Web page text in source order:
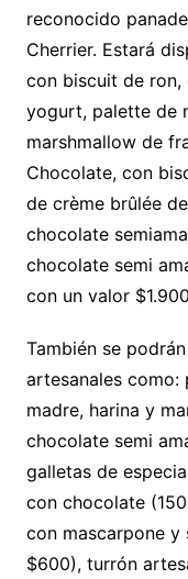
reconocido
Cherrier. Estará
con biscuit de
yogurt, palette de
marshmallow de
Chocolate, con
de crème brûlée
chocolate
chocolate semi
con un valor
También se
artesanales como:
madre, harina y
chocolate semi
galletas de
con chocolate
con mascarpone
$600), turrón